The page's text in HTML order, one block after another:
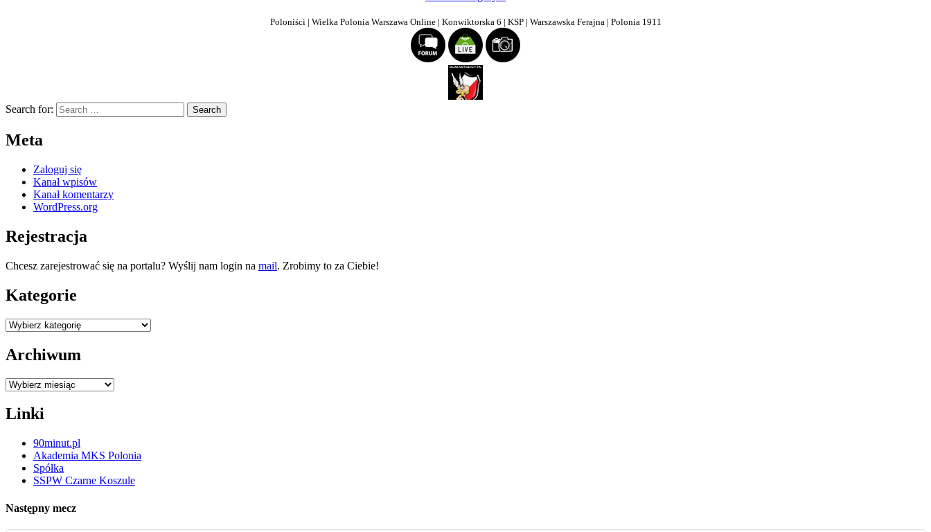
Poloniści | Wielka Polonia Warszawa Online | Konwiktorska 6 | KSP | Warszawska Ferajna | Polonia 1911
Search for:
Meta
Zaloguj się
Kanał wpisów
Kanał komentarzy
WordPress.org
Rejestracja
Chcesz zarejestrować się na portalu? Wyślij nam login na mail. Zrobimy to za Ciebie!
Kategorie
Kategorie
Archiwum
Archiwum
Linki
90minut.pl
Akademia MKS Polonia
Spółka
SSPW Czarne Koszule
Następny mecz